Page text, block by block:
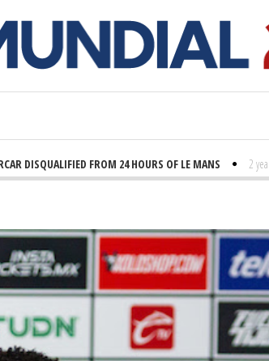
FROM 24 HOURS OF LE MANS 2 years ago -